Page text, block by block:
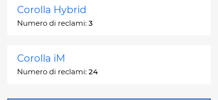
Corolla Hybrid
Numero di reclami: 3
Corolla iM
Numero di reclami: 24